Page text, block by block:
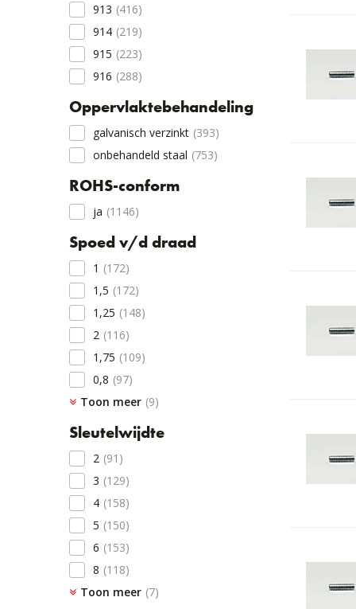
(77)
(23)
(92)
(79)
30 (88)
35 (63)
40 (80)
55
(22)
60 (54)
65 (1)
70 (41)
80 (32)
90 (22)
100 (17)
110 (1)
130 (1)
913 (416)
914 (219)
915 (223)
916 (288)
Oppervlaktebehandeling
galvanisch verzinkt (393)
onbehandeld staal (753)
ROHS-conform
ja (1146)
Spoed v/d draad
1 (172)
1,5 (172)
1,25 (148)
2 (116)
1,75 (109)
0,8 (97)
0,7 (88)
(81)
(40)
0,4
(28)
0,75
(13)
0,45
(10)
0,35
(7)
Toon meer (9)
Sleutelwijdte
2 (91)
3 (129)
4 (158)
5 (150)
6 (153)
8 (118)
2,5 (104)
Toon meer (7)